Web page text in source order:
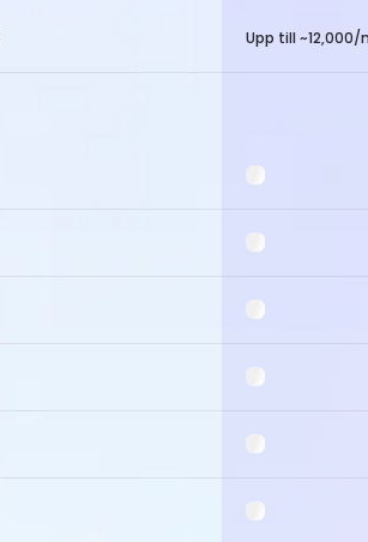
Upp till ~12,000/